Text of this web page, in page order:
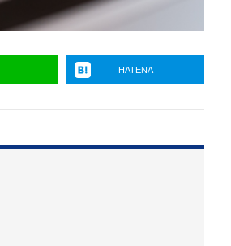
HATENA